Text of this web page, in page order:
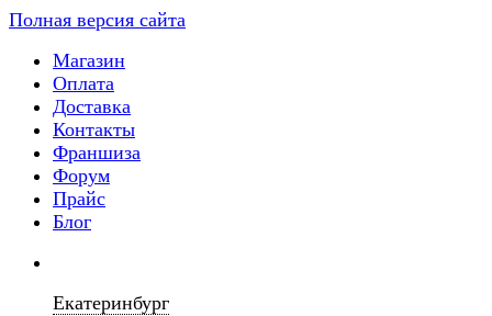
Полная версия сайта
Магазин
Оплата
Доставка
Контакты
Франшиза
Форум
Прайс
Блог
Екатеринбург